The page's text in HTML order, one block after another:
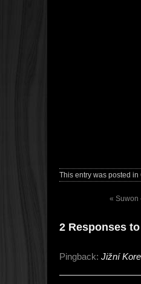
This entry was posted in
« Suwon
2 Responses to
Pingback: Jižní